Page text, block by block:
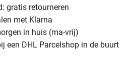
gratis retourneren
met Klarna
in huis (ma-vrij)
een DHL Parcelshop in de buurt